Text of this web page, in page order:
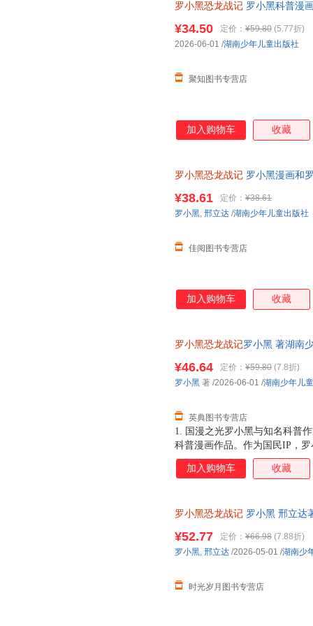
罗小黑恐龙战记 罗小黑科普漫
¥34.50 定价： ¥59.80 (5.77折)
聚知图书专营店
2026-06-01 /湖南少年儿童出版社
加入购物车 收藏
罗小黑恐龙战记 罗小黑漫画和
¥38.61 定价： ¥38.61
佳阅图书专营店
罗小黑, 邢立达 /湖南少年儿童出版社
加入购物车 收藏
罗小黑恐龙战记罗小黑 著湖南
1. 国漫之光罗小黑与知名科普
科普漫画作品。作为国民IP，
动画于2011年开始播放，B站
3.15亿票房，同名漫画书2015
得主，中国古生物学会科普工
共20种恐龙的100+知识，兼具
越进恐龙世界，与这些史前巨
¥46.64 定价： ¥59.80 (7.8折)
英典图书专营店
罗小黑 著 /2026-06-01 /湖南少年儿
加入购物车 收藏
罗小黑恐龙战记 罗小黑 邢立达
¥52.77 定价： ¥66.98 (7.88折)
时光岁月图书专营店
罗小黑, 邢立达 /2026-05-01 /湖南少